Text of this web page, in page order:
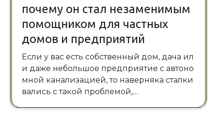
почему он стал незаменимым
помощником для частных
домов и предприятий
Если у вас есть собственный дом, дача ил
и даже небольшое предприятие с автоно
мной канализацией, то наверняка сталки
вались с такой проблемой,…